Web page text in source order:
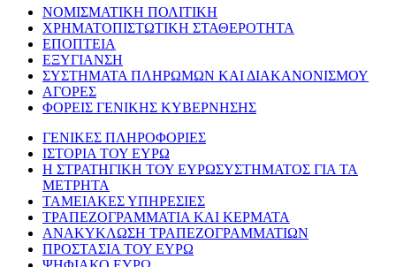
ΝΟΜΙΣΜΑΤΙΚΗ ΠΟΛΙΤΙΚΗ
ΧΡΗΜΑΤΟΠΙΣΤΩΤΙΚΗ ΣΤΑΘΕΡΟΤΗΤΑ
ΕΠΟΠΤΕΙΑ
ΕΞΥΓΙΑΝΣΗ
ΣΥΣΤΗΜΑΤΑ ΠΛΗΡΩΜΩΝ ΚΑΙ ΔΙΑΚΑΝΟΝΙΣΜΟΥ
ΑΓΟΡΕΣ
ΦΟΡΕΙΣ ΓΕΝΙΚΗΣ ΚΥΒΕΡΝΗΣΗΣ
ΓΕΝΙΚΕΣ ΠΛΗΡΟΦΟΡΙΕΣ
ΙΣΤΟΡΙΑ ΤΟΥ ΕΥΡΩ
Η ΣΤΡΑΤΗΓΙΚΗ ΤΟΥ ΕΥΡΩΣΥΣΤΗΜΑΤΟΣ ΓΙΑ ΤΑ
ΜΕΤΡΗΤΑ
ΤΑΜΕΙΑΚΕΣ ΥΠΗΡΕΣΙΕΣ
ΤΡΑΠΕΖΟΓΡΑΜΜΑΤΙΑ ΚΑΙ ΚΕΡΜΑΤΑ
ΑΝΑΚΥΚΛΩΣΗ ΤΡΑΠΕΖΟΓΡΑΜΜΑΤΙΩΝ
ΠΡΟΣΤΑΣΙΑ ΤΟΥ ΕΥΡΩ